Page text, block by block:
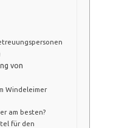
von
Windeleimer
am besten?
für den